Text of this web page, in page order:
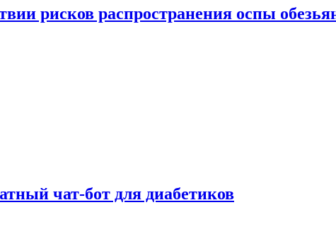
рисков распространения оспы
чат-бот для диабетиков